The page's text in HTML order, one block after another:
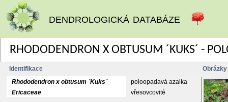
dendrologická databáze
RHODODENDRON X OBTUSUM ´KUKS´ -
Obrázky
Identifikace
Rhododendron x obtusum ´Kuks´
poloopadavá azalka
Ericaceae
vřesovcovité